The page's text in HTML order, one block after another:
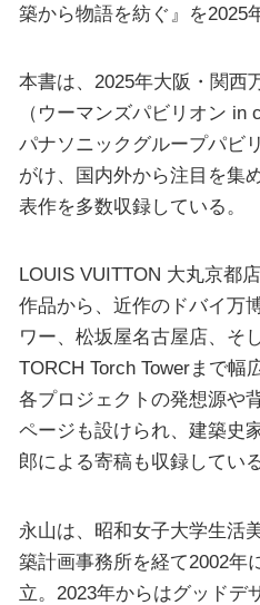
築から物語を紡ぐ』を2025
本書は、2025年大阪・関西
（ウーマンズパビリオン in
パナソニックグループパビ
がけ、国内外から注目を集
表作を多数収録している。
LOUIS VUITTON 大丸京都
作品から、近作のドバイ万
ワー、松坂屋名古屋店、そ
TORCH Torch Towerまで幅
各プロジェクトの発想源や
ページも設けられ、建築史
郎による寄稿も収録している
永山は、昭和女子大学生活
築計画事務所を経て2002年
立。2023年からはグッドデ